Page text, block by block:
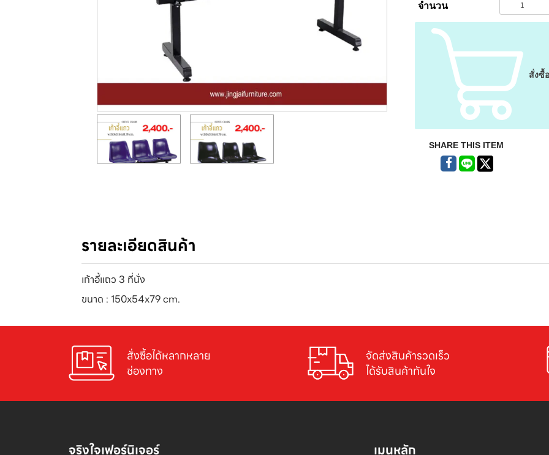
จำนวน
สั่งซื้อ
SHARE THIS ITEM
รายละเอียดสินค้า
เก้าอี้แถว 3 ที่นั่ง
ขนาด : 150x54x79 cm.
สั่งซื้อได้หลากหลาย
ช่องทาง
จัดส่งสินค้ารวดเร็ว
ได้รับสินค้าทันใจ
จริงใจเฟอร์นิเจอร์ เมนูหลัก